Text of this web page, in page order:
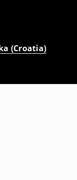
(Croatia)